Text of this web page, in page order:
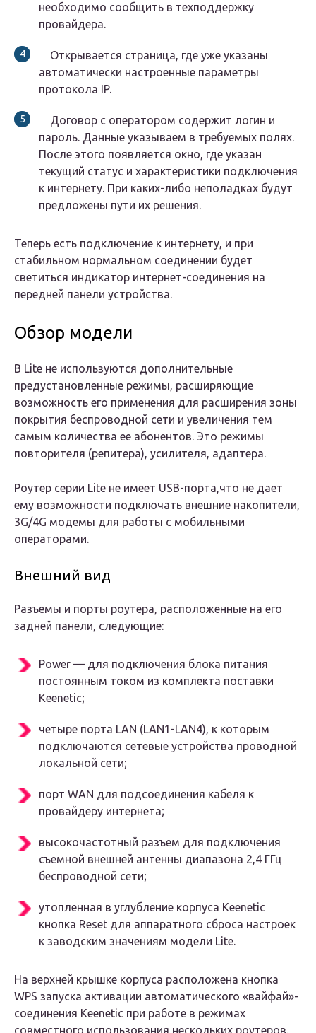
необходимо сообщить в техподдержку
провайдера.
Открывается страница, где уже указаны
автоматически настроенные параметры
протокола IP.
Договор с оператором содержит логин и
пароль. Данные указываем в требуемых полях.
После этого появляется окно, где указан
текущий статус и характеристики подключения
к интернету. При каких-либо неполадках будут
предложены пути их решения.
Теперь есть подключение к интернету, и при
стабильном нормальном соединении будет
светиться индикатор интернет-соединения на
передней панели устройства.
Обзор модели
В Lite не используются дополнительные
предустановленные режимы, расширяющие
возможность его применения для расширения зоны
покрытия беспроводной сети и увеличения тем
самым количества ее абонентов. Это режимы
повторителя (репитера), усилителя, адаптера.
Роутер серии Lite не имеет USB-порта,что не дает
ему возможности подключать внешние накопители,
3G/4G модемы для работы с мобильными
операторами.
Внешний вид
Разъемы и порты роутера, расположенные на его
задней панели, следующие:
Power — для подключения блока питания
постоянным током из комплекта поставки
Keenetic;
четыре порта LAN (LAN1-LAN4), к которым
подключаются сетевые устройства проводной
локальной сети;
порт WAN для подсоединения кабеля к
провайдеру интернета;
высокочастотный разъем для подключения
съемной внешней антенны диапазона 2,4 ГГц
беспроводной сети;
утопленная в углубление корпуса Keenetic
кнопка Reset для аппаратного сброса настроек
к заводским значениям модели Lite.
На верхней крышке корпуса расположена кнопка
WPS запуска активации автоматического «вайфай»-
соединения Keenetic при работе в режимах